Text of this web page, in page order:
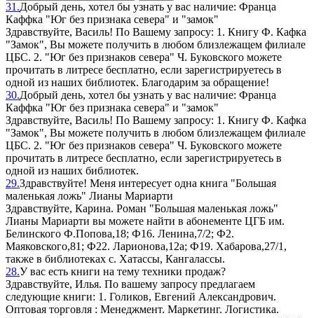
31.Добрый день, хотел бы узнать у вас наличие: Франца
Каффкa "Юг без признака севера" и "замок"
Здравствуйте, Василь! По Вашему запросу: 1. Книгу Ф. Кафка
"Замок", Вы можете получить в любом близлежащем филиале
ЦБС. 2. "Юг без признаков севера" Ч. Буковского можете
прочитать в литресе бесплатно, если зарегистрируетесь в
одной из наших библиотек. Благодарим за обращение!
30.Добрый день, хотел бы узнать у вас наличие: Франца
Каффкa "Юг без признака севера" и "замок"
Здравствуйте, Василь! По Вашему запросу: 1. Книгу Ф. Кафка
"Замок", Вы можете получить в любом близлежащем филиале
ЦБС. 2. "Юг без признаков севера" Ч. Буковского можете
прочитать в литресе бесплатно, если зарегистрируетесь в
одной из наших библиотек.
29.Здравствуйте! Меня интересует одна книга "Большая
маленькая ложь" Лианы Мариарти
Здравствуйте, Карина. Роман "Большая маленькая ложь"
Лианы Мариарти вы можете найти в абонементе ЦГБ им.
Белинского Ф.Попова,18; Ф16. Ленина,7/2; Ф2.
Маяковского,81; Ф22. Ларионова,12а; Ф19. Хабарова,27/1,
также в библиотеках с. Хатассы, Кангалассы.
28.У вас есть книги на тему техники продаж?
Здравствуйте, Илья. По вашему запросу предлагаем
следующие книги: 1. Голиков, Евгений Александрович.
Оптовая торговля : Менеджмент. Маркетинг. Логистика.